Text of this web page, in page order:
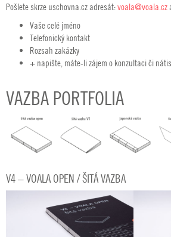
Pošlete skrze uschovna.cz adresát:voala@voala.cz
Vaše celé jméno
Telefonický kontakt
Rozsah zakázky
+ napište, máte-li zájem o konzultaci či
VAZBA PORTFOLIA
V4 – VOALA OPEN / ŠITÁ VAZBA